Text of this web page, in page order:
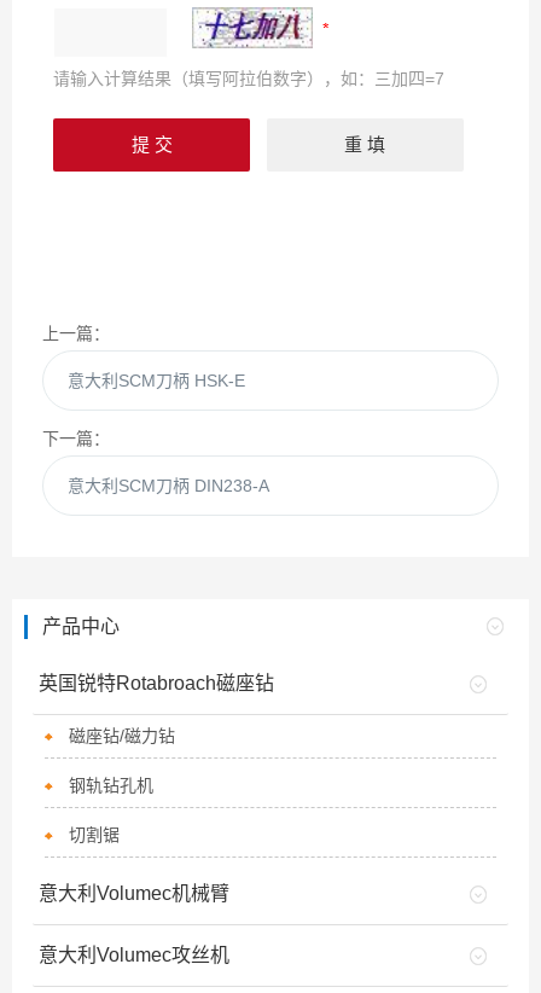
请输入计算结果（填写阿拉伯数字），如：三加四=7
上一篇：
意大利SCM刀柄 HSK-E
下一篇：
意大利SCM刀柄 DIN238-A
产品中心
英国锐特Rotabroach磁座钻
磁座钻/磁力钻
钢轨钻孔机
切割锯
意大利Volumec机械臂
意大利Volumec攻丝机